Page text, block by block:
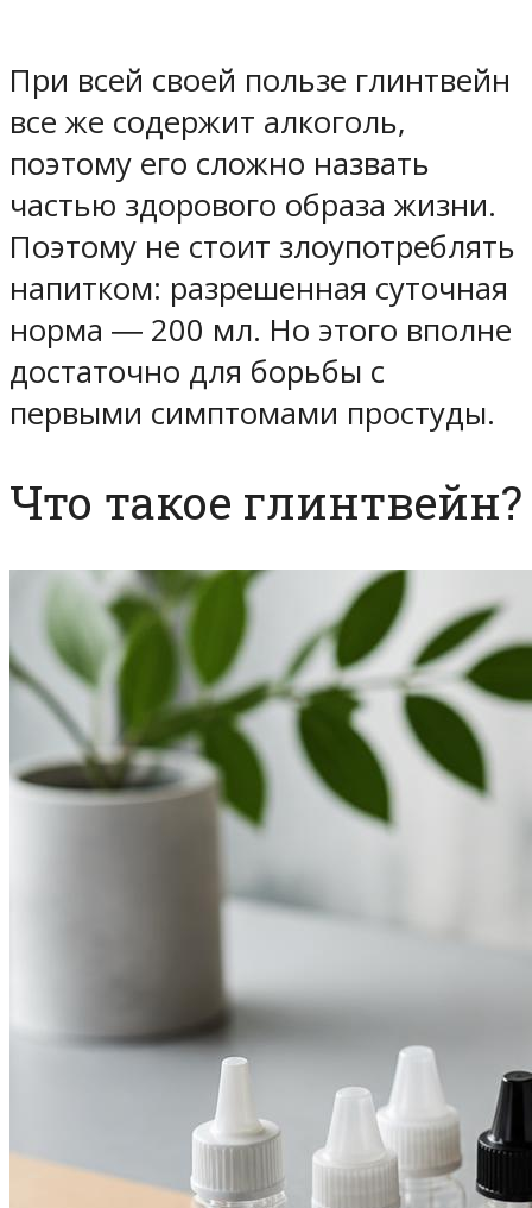
При всей своей пользе глинтвейн
все же содержит алкоголь,
поэтому его сложно назвать
частью здорового образа жизни.
Поэтому не стоит злоупотреблять
напитком: разрешенная суточная
норма ― 200 мл. Но этого вполне
достаточно для борьбы с
первыми симптомами простуды.
Что такое глинтвейн?